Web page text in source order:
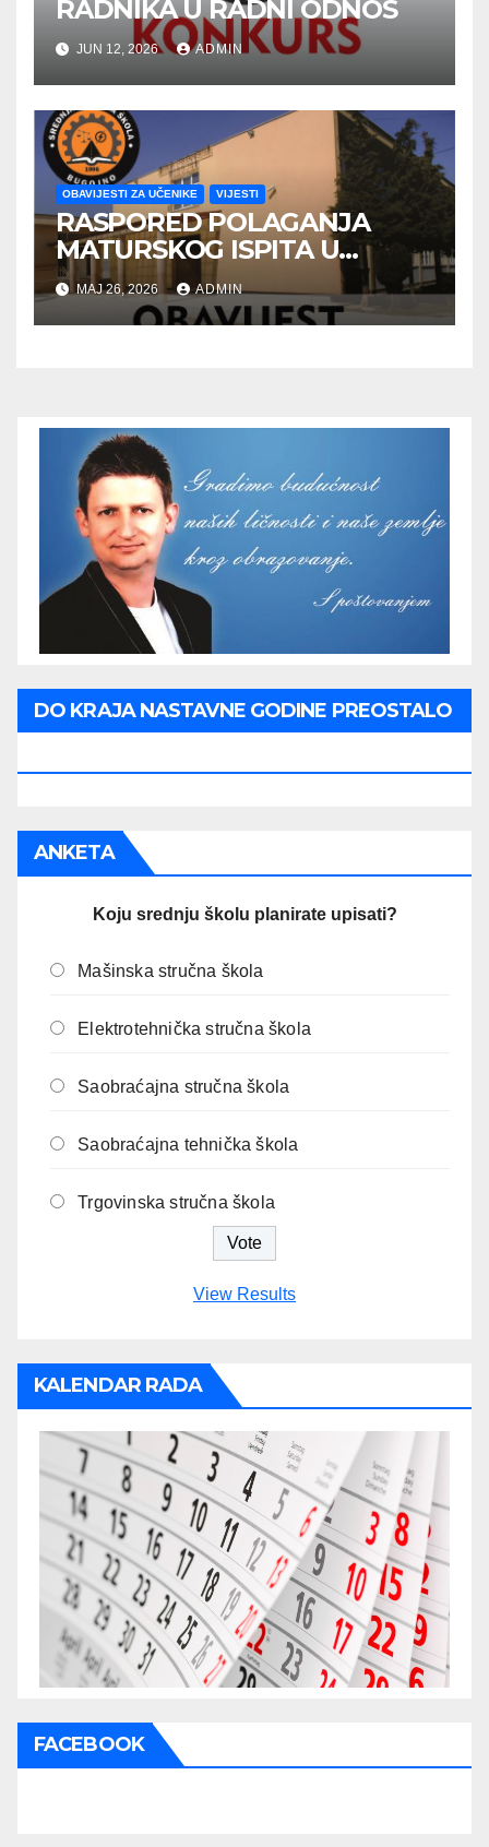
RADNIKA U RADNI ODNOS
JUN 12, 2026 ADMIN
OBAVIJESTI ZA UČENIKE VIJESTI
RASPORED POLAGANJA
MATURSKOG ISPITA U
JUNSKOM ISPITNOM ROKU
MAJ 26, 2026 ADMIN
DO KRAJA NASTAVNE GODINE PREOSTALO
ANKETA
Koju srednju školu planirate upisati?
Mašinska stručna škola
Elektrotehnička stručna škola
Saobraćajna stručna škola
Saobraćajna tehnička škola
Trgovinska stručna škola
View Results
KALENDAR RADA
FACEBOOK